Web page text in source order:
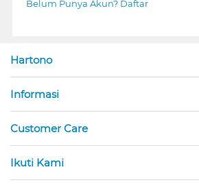
Belum Punya Akun? Daftar
Hartono
Informasi
Customer Care
Ikuti Kami